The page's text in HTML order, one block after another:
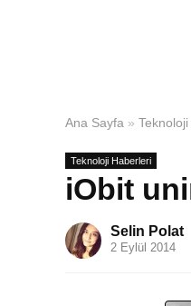
Ana Sayfa »
Teknoloji Haberleri
iObit
Selin Polat
2 Eylül 2014